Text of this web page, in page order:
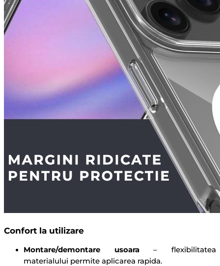
Confort la utilizare
Montare/demontare usoara– flexibilitatea
materialului permite aplicarea rapida.